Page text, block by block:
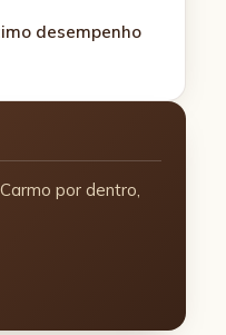
desempenho
por dentro,